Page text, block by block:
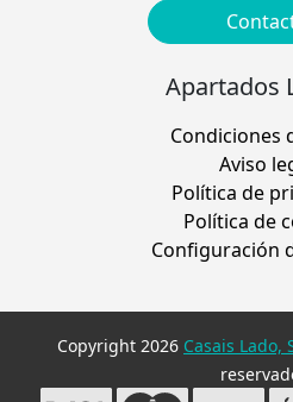
Apartados
Condiciones
Aviso
Política de
Política de
Configuración
Copyright 2026 Casais Lado,